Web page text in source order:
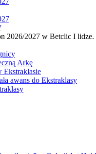
2026/2027 w Betclic I lidze.
Arkę
Ekstraklasie
awans do Ekstraklasy